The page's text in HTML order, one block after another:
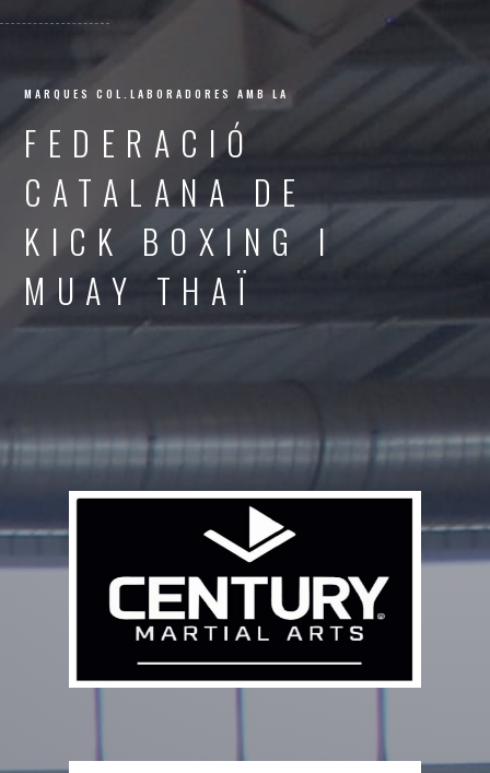
MARQUES COL.LABORADORES AMB LA
FEDERACIÓ
CATALANA DE
KICK BOXING I
MUAY THAÏ